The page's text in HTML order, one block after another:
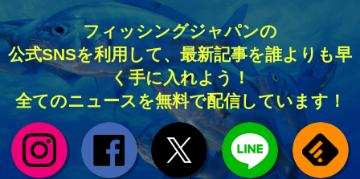
フィッシングジャパンの
公式SNSを利用して、最新記事を誰よりも早
く手に入れよう！
全てのニュースを無料で配信しています！